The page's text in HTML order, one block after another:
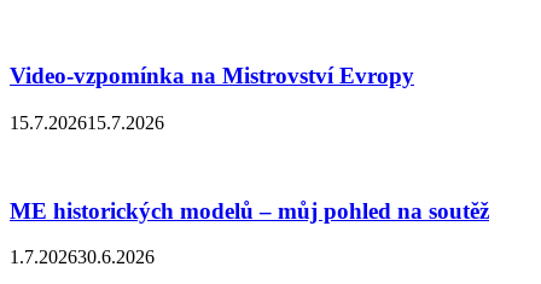
Video-vzpomínka na Mistrovství Evropy
15.7.202615.7.2026
ME historických modelů – můj pohled na soutěž
1.7.202630.6.2026